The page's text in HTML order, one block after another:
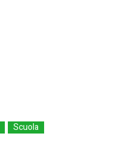
Scuola